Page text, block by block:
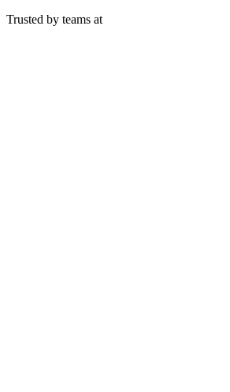
Trusted by teams at